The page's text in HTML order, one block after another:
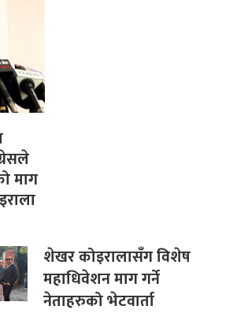
माग
शेखर कोइरालासँग विशेष
महाधिवेशन माग गर्ने
नेताहरुको भेटवार्ता